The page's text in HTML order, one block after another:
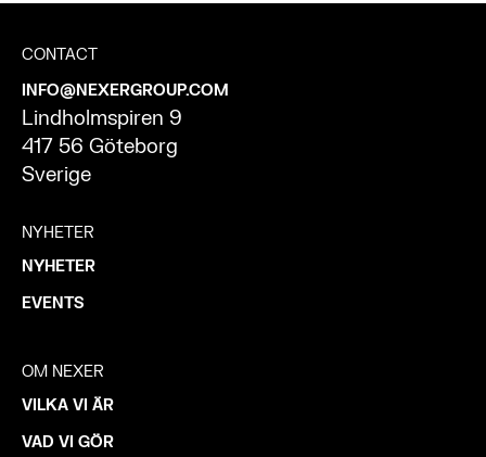
CONTACT
INFO@NEXERGROUP.COM
Lindholmspiren 9
417 56 Göteborg
Sverige
NYHETER
NYHETER
EVENTS
OM NEXER
VILKA VI ÄR
VAD VI GÖR